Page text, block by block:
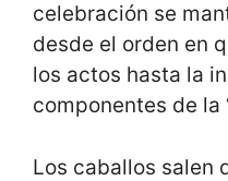
celebración se
desde el orden en
los actos hasta la
componentes de la
Los caballos salen